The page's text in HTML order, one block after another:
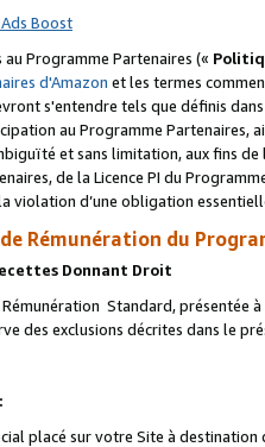
Boost
Programme Partenaires («
d'Amazon et les termes
s'entendre tels que définis
au Programme Partenaires,
et sans limitation, aux fins
de la Licence PI du
violation d’une obligation
Rémunération du
Donnant Droit
Standard, présentée
des exclusions décrites dans le
placé sur votre Site à destination